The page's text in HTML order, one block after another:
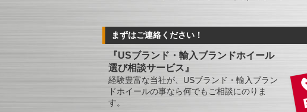
まずはご連絡ください！
『USブランド・輸入ブランドホイール
選び相談サービス』
経験豊富な当社が、USブランド・輸入ブラン
ドホイールの事なら何でもご相談にのりま
す。